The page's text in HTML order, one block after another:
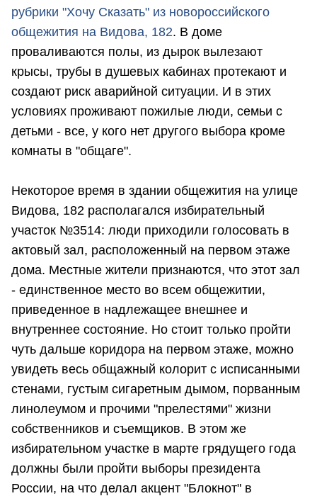
рубрики "Хочу Сказать" из новороссийского
общежития на Видова, 182. В доме
проваливаются полы, из дырок вылезают
крысы, трубы в душевых кабинах протекают и
создают риск аварийной ситуации. И в этих
условиях проживают пожилые люди, семьи с
детьми - все, у кого нет другого выбора кроме
комнаты в "общаге".
Некоторое время в здании общежития на улице
Видова, 182 располагался избирательный
участок №3514: люди приходили голосовать в
актовый зал, расположенный на первом этаже
дома. Местные жители признаются, что этот зал
- единственное место во всем общежитии,
приведенное в надлежащее внешнее и
внутреннее состояние. Но стоит только пройти
чуть дальше коридора на первом этаже, можно
увидеть весь общажный колорит с исписанными
стенами, густым сигаретным дымом, порванным
линолеумом и прочими "прелестями" жизни
собственников и съемщиков. В этом же
избирательном участке в марте грядущего года
должны были пройти выборы президента
России, на что делал акцент "Блокнот" в